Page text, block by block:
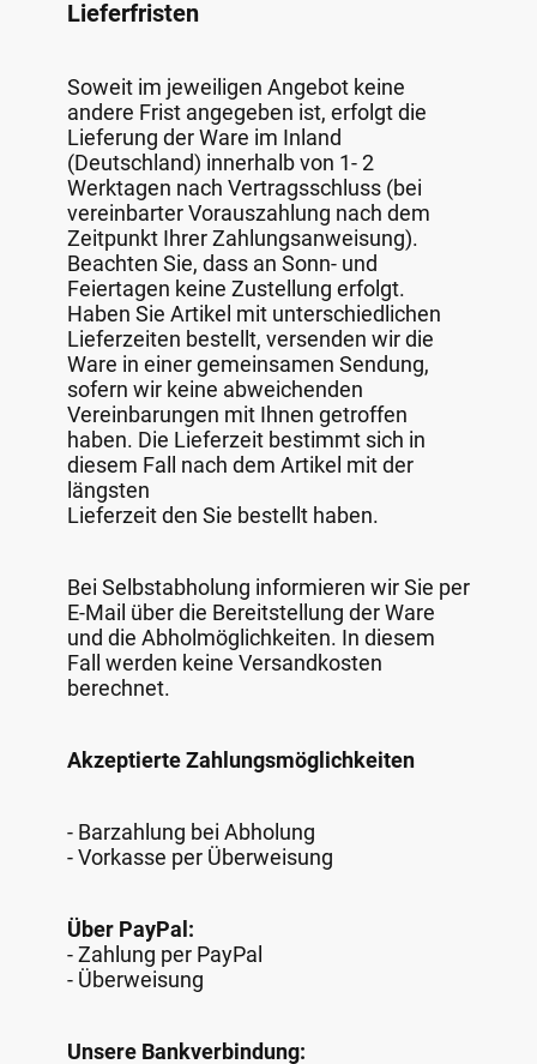
Lieferfristen
Soweit im jeweiligen Angebot keine
andere Frist angegeben ist, erfolgt die
Lieferung der Ware im Inland
(Deutschland) innerhalb von 1- 2
Werktagen nach Vertragsschluss (bei
vereinbarter Vorauszahlung nach dem
Zeitpunkt Ihrer Zahlungsanweisung).
Beachten Sie, dass an Sonn- und
Feiertagen keine Zustellung erfolgt.
Haben Sie Artikel mit unterschiedlichen
Lieferzeiten bestellt, versenden wir die
Ware in einer gemeinsamen Sendung,
sofern wir keine abweichenden
Vereinbarungen mit Ihnen getroffen
haben. Die Lieferzeit bestimmt sich in
diesem Fall nach dem Artikel mit der
längsten
Lieferzeit den Sie bestellt haben.
Bei Selbstabholung informieren wir Sie per
E-Mail über die Bereitstellung der Ware
und die Abholmöglichkeiten. In diesem
Fall werden keine Versandkosten
berechnet.
Akzeptierte Zahlungsmöglichkeiten
- Barzahlung bei Abholung
- Vorkasse per Überweisung
Über PayPal:
- Zahlung per PayPal
- Überweisung
Unsere Bankverbindung: